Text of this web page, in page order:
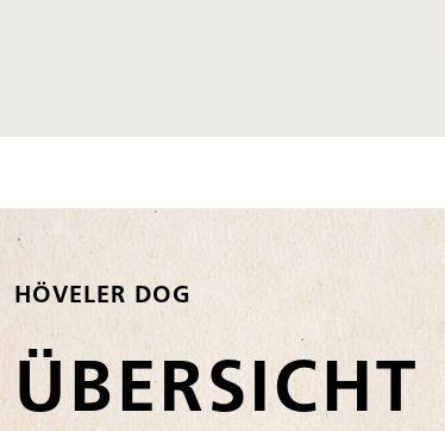
HÖVELER DOG
ÜBERSICHT